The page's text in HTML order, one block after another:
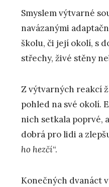
Smyslem výtvarné
navázanými
školu, či její okolí, s
střechy, živé stěny
Z výtvarných reakcí
pohled na své okolí.
nich setkala poprvé,
dobrá pro lidi a
ho hezčí“.
Konečných dvanáct